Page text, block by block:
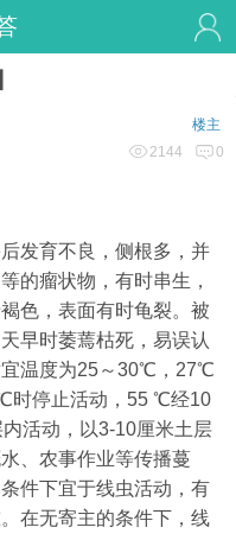
楼主
2144 0
发育不良，侧根多，并
的瘤状物，有时串生，
色，表面有时龟裂。被
早时萎蔫枯死，易误认
宜温度为25～30℃，27℃
时停止活动，55 ℃经10
活动，以3-10厘米土层
、农事作业等传播蔓
件下宜于线虫活动，有
在无寄主的条件下，线